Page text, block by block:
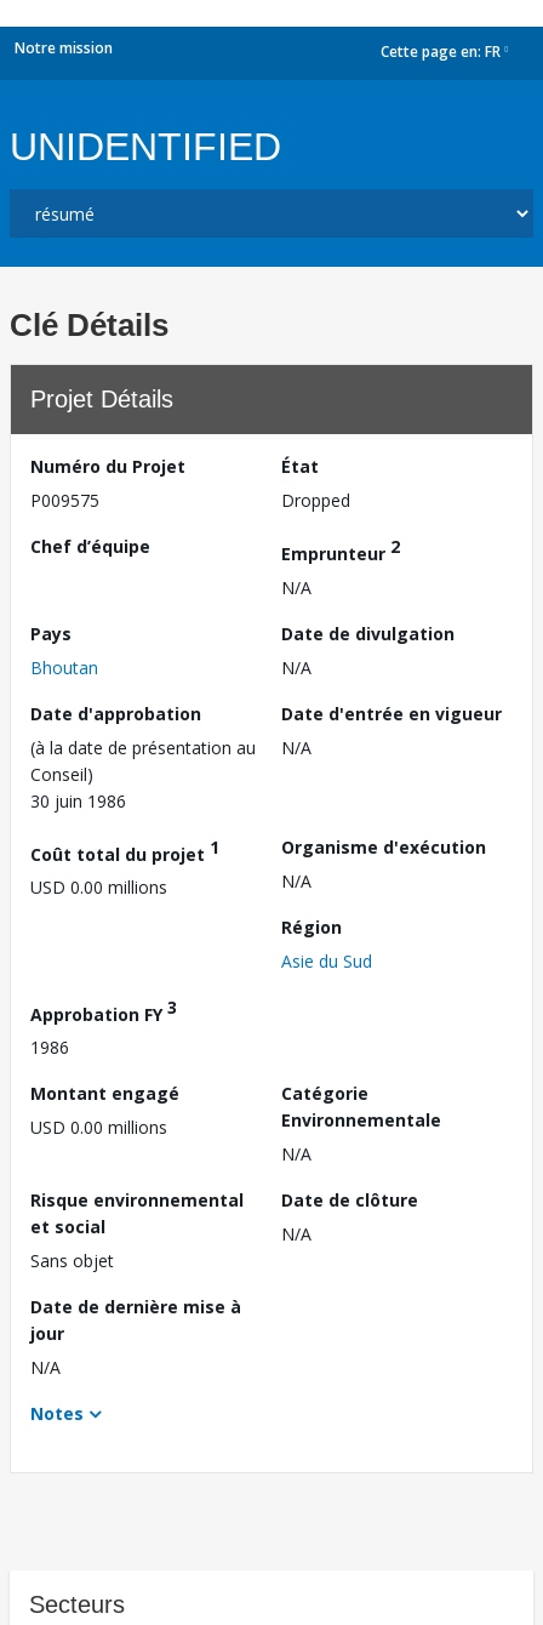
Notre mission Cette page en: FR
UNIDENTIFIED
Clé Détails
Projet Détails
Numéro du Projet
P009575
État
Dropped
Chef d’équipe
Emprunteur 2
N/A
Pays
Bhoutan
Date de divulgation
N/A
Date d'approbation
(à la date de présentation au
Conseil)
30 juin 1986
Date d'entrée en vigueur
N/A
Coût total du projet 1
USD 0.00 millions
Organisme d'exécution
N/A
Région
Asie du Sud
Approbation FY3
1986
Montant engagé
USD 0.00 millions
Catégorie
Environnementale
N/A
Risque environnemental
et social
Sans objet
Date de clôture
N/A
Date de dernière mise à
jour
N/A
Notes
Secteurs